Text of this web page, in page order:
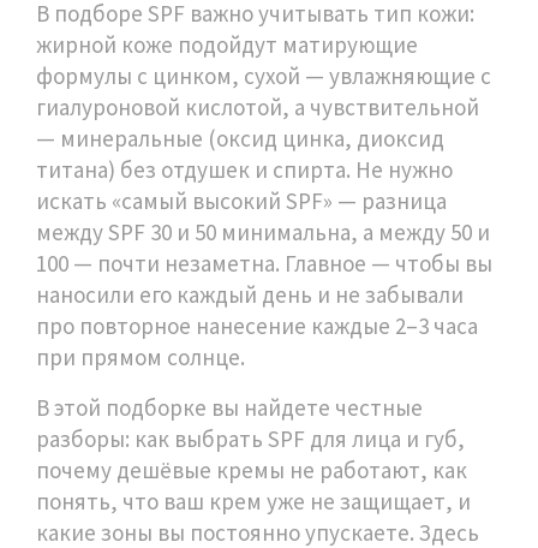
В подборе SPF важно учитывать тип кожи:
жирной коже подойдут матирующие
формулы с цинком, сухой — увлажняющие с
гиалуроновой кислотой, а чувствительной
— минеральные (оксид цинка, диоксид
титана) без отдушек и спирта. Не нужно
искать «самый высокий SPF» — разница
между SPF 30 и 50 минимальна, а между 50 и
100 — почти незаметна. Главное — чтобы вы
наносили его каждый день и не забывали
про повторное нанесение каждые 2–3 часа
при прямом солнце.
В этой подборке вы найдете честные
разборы: как выбрать SPF для лица и губ,
почему дешёвые кремы не работают, как
понять, что ваш крем уже не защищает, и
какие зоны вы постоянно упускаете. Здесь